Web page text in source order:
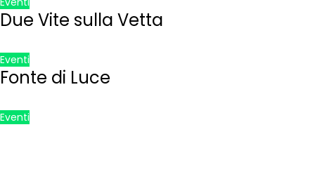
Due Vite sulla Vetta
Eventi
Fonte di Luce
Eventi